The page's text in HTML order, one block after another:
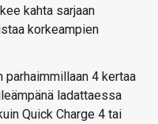
kahta sarjaan
korkeampien
parhaimmillaan 4 kertaa
ladattaessa
Quick Charge 4 tai